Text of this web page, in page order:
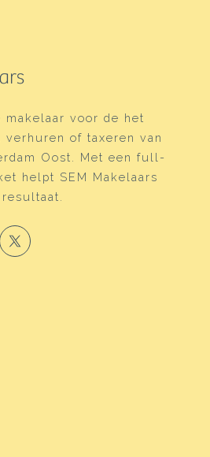
makelaar voor de het
verhuren of taxeren van
Oost. Met een full-
helpt SEM Makelaars